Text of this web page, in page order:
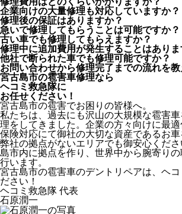
企業向けの大量修理も対応していますか？
修理後の保証はありますか？
急いで修理してもらうことは可能ですか？
古い車でも修理してもらえますか？
修理中に追加費用が発生することはありま
他社で断られた車でも修理可能ですか？
お問い合わせから修理完了までの流れを教
宮古島市の雹害車修理なら
ヘコミ救急隊に
お任せください！
宮古島市の雹害でお困りの皆様へ。
私たちは、過去にも沢山の大規模な雹害
理をしてきました。企業の方々向けに最適
保険対応にて御社の大切な資産であるお車
弊社の拠点がないエリアでも御安心くだ
島市内に拠点を作り、世界中から腕寄り
行います。
宮古島市の雹害車のデントリペアは、ヘコ
ださい！
ヘコミ救急隊 代表
石原潤一